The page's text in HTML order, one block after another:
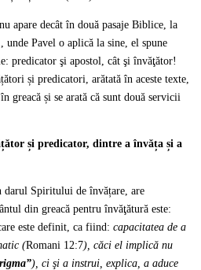
nu apare decât în două pasaje Biblice, la
Pavel o aplică la sine, el spune
predicator şi apostol, cât şi învăţător!
și predicatori, arătată în aceste texte,
greacă și se arată că sunt două servicii
și predicator, dintre a învăța și a
darul Spiritului de învățare, are
din greacă pentru învăţătură este:
este definit, ca fiind: capacitatea de a
(Romani 12:7), căci el implică nu
), ci şi a instrui, explica, a aduce